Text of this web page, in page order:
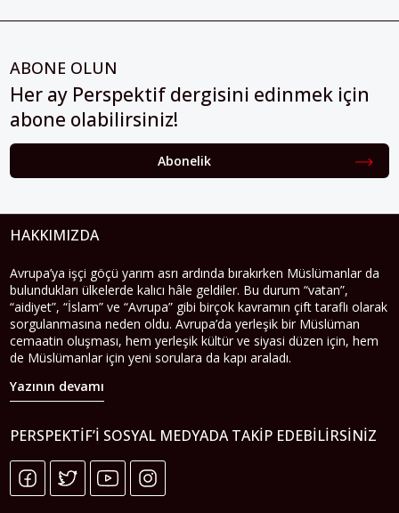
ABONE OLUN
Her ay Perspektif dergisini edinmek için
abone olabilirsiniz!
Abonelik
HAKKIMIZDA
Avrupa’ya işçi göçü yarım asrı ardında bırakırken Müslümanlar da
bulundukları ülkelerde kalıcı hâle geldiler. Bu durum “vatan”,
“aidiyet”, “İslam” ve “Avrupa” gibi birçok kavramın çift taraflı olarak
sorgulanmasına neden oldu. Avrupa’da yerleşik bir Müslüman
cemaatin oluşması, hem yerleşik kültür ve siyasi düzen için, hem
de Müslümanlar için yeni sorulara da kapı araladı.
Yazının devamı
PERSPEKTIF’I SOSYAL MEDYADA TAKIP EDEBILIRSINIZ